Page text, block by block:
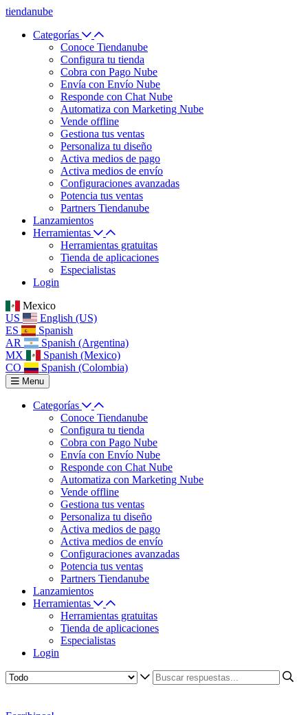
tiendanube
Categorías
Conoce Tiendanube
Configura tu tienda
Cobra con Pago Nube
Envía con Envío Nube
Responde con Chat Nube
Automatiza con Marketing Nube
Vende offline
Gestiona tus ventas
Personaliza tu diseño
Activa medios de pago
Activa medios de envío
Configuraciones avanzadas
Potencia tus ventas
Partners Tiendanube
Lanzamientos
Herramientas
Herramientas gratuitas
Tienda de aplicaciones
Especialistas
Login
Mexico
US
English (US)
ES
Spanish
AR
Spanish (Argentina)
MX
Spanish (Mexico)
CO
Spanish (Colombia)
Menu
Categorías
Conoce Tiendanube
Configura tu tienda
Cobra con Pago Nube
Envía con Envío Nube
Responde con Chat Nube
Automatiza con Marketing Nube
Vende offline
Gestiona tus ventas
Personaliza tu diseño
Activa medios de pago
Activa medios de envío
Configuraciones avanzadas
Potencia tus ventas
Partners Tiendanube
Lanzamientos
Herramientas
Herramientas gratuitas
Tienda de aplicaciones
Especialistas
Login